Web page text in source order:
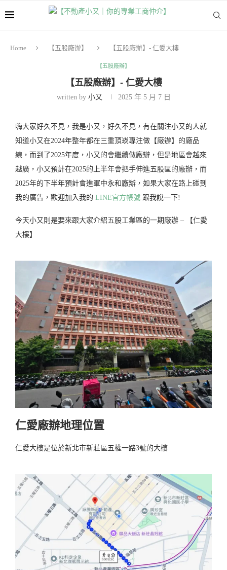
Home 【五股廠辦】 【五股廠辦】- 仁愛大樓
【五股廠辦】
【五股廠辦】- 仁愛大樓
written by 小又 2025 年 5 月 7 日
嗨大家好久不見，我是小又，好久不見，有在關注小又的人就
知道小又在2024年整年都在三重頂崁專注做【廠辦】的廠品
線，而到了2025年度，小又的會繼續做廠辦，但是地區會越來
越廣，小又預計在2025的上半年會把手伸進五股區的廠辦，而
2025年的下半年預計會進軍中永和廠辦，如果大家在路上碰到
我的廣告，歡迎加入我的 LINE官方帳號 跟我說一下!
今天小又則是要來跟大家介紹五股工業區的一期廠辦 – 【仁愛
大樓】
仁愛廠辦地理位置
仁愛大樓是位於新北市新莊區五權一路3號的大樓